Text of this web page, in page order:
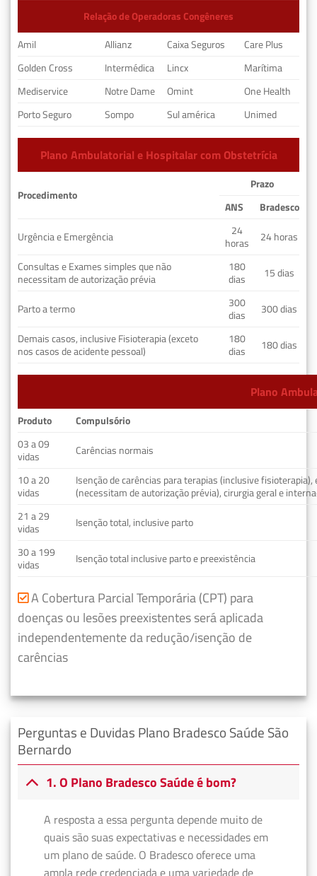
Relação de Operadoras Congêneres
Amil
Allianz Caixa Seguros
Care Plus
Golden Cross
Intermédica Lincx
Marítima
Mediservice
Notre Dame Omint
One Health
Porto Seguro
Sompo Sul américa Unimed
Plano Ambulatorial e Hospitalar com Obstetrícia
Procedimento
Prazo
ANS
Bradesco
Urgência e Emergência
24
horas
24 horas
Consultas e Exames simples que não
necessitam de autorização prévia
180
dias
15 dias
Parto a termo
300
dias
300 dias
Demais casos, inclusive Fisioterapia (exceto
nos casos de acidente pessoal)
180
dias
180 dias
Plano
Produto
Compulsório
03 a 09
vidas
Carências normais
10 a 20
vidas
Isenção de carências para terapias (inclusive fisioterapia),
(necessitam de autorização prévia), cirurgia geral e
21 a 29
vidas
Isenção total, inclusive parto
30 a 199
vidas
Isenção total inclusive parto e preexistência
A Cobertura Parcial Temporária (CPT) para
doenças ou lesões preexistentes será aplicada
independentemente da redução/isenção de
carências
Perguntas e Duvidas Plano Bradesco Saúde São
Bernardo
1. O Plano Bradesco Saúde é bom?
A resposta a essa pergunta depende muito de
quais são suas expectativas e necessidades em
um plano de saúde. O Bradesco oferece uma